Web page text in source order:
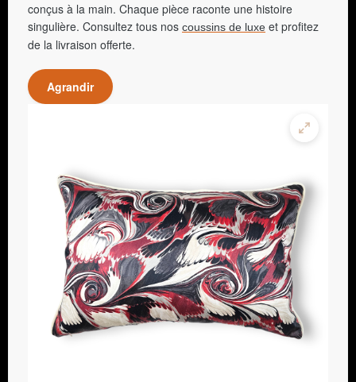
conçus à la main. Chaque pièce raconte une histoire
singulière. Consultez tous nos coussins de luxe et profitez
de la livraison offerte.
Agrandir